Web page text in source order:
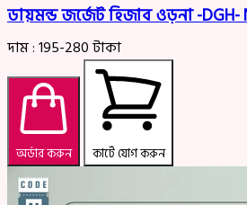
ডায়মন্ড জর্জেট হিজাব ওড়না -DGH-
দাম :195-280টাকা
অর্ডার করুন কার্টে যোগ করুন